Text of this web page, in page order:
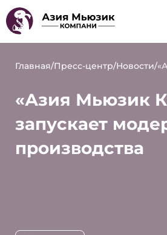
Главная/Пресс-центр/Новости/
«Азия Мьюзик
запускает
производства